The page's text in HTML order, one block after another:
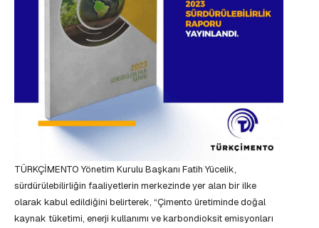
TÜRKÇİMENTO Yönetim Kurulu Başkanı Fatih Yücelik,
sürdürülebilirliğin faaliyetlerin merkezinde yer alan bir ilke
olarak kabul edildiğini belirterek, “Çimento üretiminde doğal
kaynak tüketimi, enerji kullanımı ve karbondioksit emisyonları